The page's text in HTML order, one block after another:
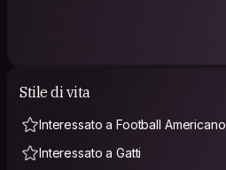
Stile di vita
Interessato a Football Americano
Interessato a Gatti